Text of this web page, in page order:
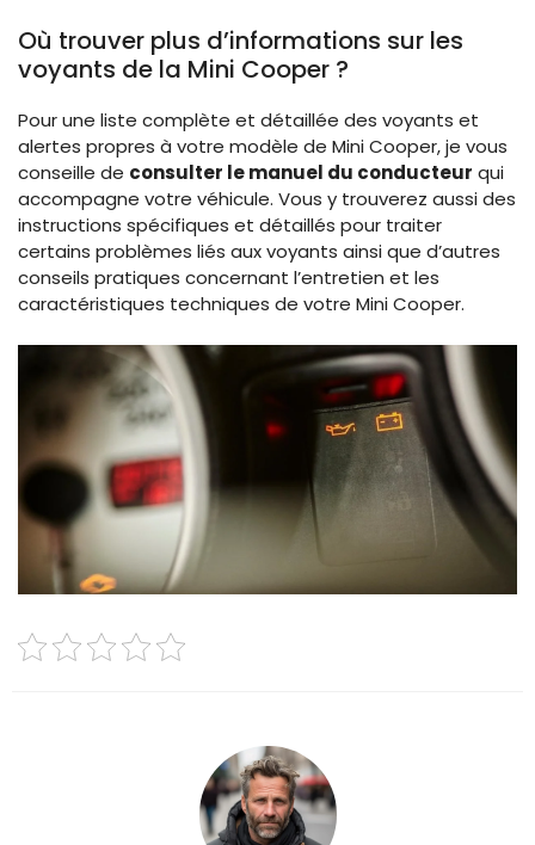
Où trouver plus d’informations sur les
voyants de la Mini Cooper ?
Pour une liste complète et détaillée des voyants et
alertes propres à votre modèle de Mini Cooper, je vous
conseille de consulter le manuel du conducteur qui
accompagne votre véhicule. Vous y trouverez aussi des
instructions spécifiques et détaillés pour traiter
certains problèmes liés aux voyants ainsi que d’autres
conseils pratiques concernant l’entretien et les
caractéristiques techniques de votre Mini Cooper.